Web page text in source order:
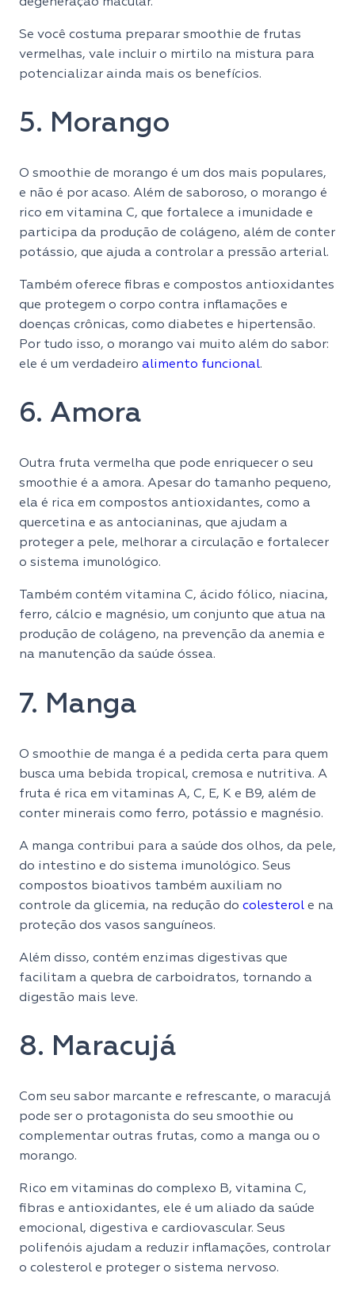
Se você costuma preparar smoothie de frutas
vermelhas, vale incluir o mirtilo na mistura para
potencializar ainda mais os benefícios.
5. Morango
O smoothie de morango é um dos mais populares,
e não é por acaso. Além de saboroso, o morango é
rico em vitamina C, que fortalece a imunidade e
participa da produção de colágeno, além de conter
potássio, que ajuda a controlar a pressão arterial.
Também oferece fibras e compostos antioxidantes
que protegem o corpo contra inflamações e
doenças crônicas, como diabetes e hipertensão.
Por tudo isso, o morango vai muito além do sabor:
ele é um verdadeiro alimento funcional.
6. Amora
Outra fruta vermelha que pode enriquecer o seu
smoothie é a amora. Apesar do tamanho pequeno,
ela é rica em compostos antioxidantes, como a
quercetina e as antocianinas, que ajudam a
proteger a pele, melhorar a circulação e fortalecer
o sistema imunológico.
Também contém vitamina C, ácido fólico, niacina,
ferro, cálcio e magnésio, um conjunto que atua na
produção de colágeno, na prevenção da anemia e
na manutenção da saúde óssea.
7. Manga
O smoothie de manga é a pedida certa para quem
busca uma bebida tropical, cremosa e nutritiva. A
fruta é rica em vitaminas A, C, E, K e B9, além de
conter minerais como ferro, potássio e magnésio.
A manga contribui para a saúde dos olhos, da pele,
do intestino e do sistema imunológico. Seus
compostos bioativos também auxiliam no
controle da glicemia, na redução do colesterol e na
proteção dos vasos sanguíneos.
Além disso, contém enzimas digestivas que
facilitam a quebra de carboidratos, tornando a
digestão mais leve.
8. Maracujá
Com seu sabor marcante e refrescante, o maracujá
pode ser o protagonista do seu smoothie ou
complementar outras frutas, como a manga ou o
morango.
Rico em vitaminas do complexo B, vitamina C,
fibras e antioxidantes, ele é um aliado da saúde
emocional, digestiva e cardiovascular. Seus
polifenóis ajudam a reduzir inflamações, controlar
o colesterol e proteger o sistema nervoso.